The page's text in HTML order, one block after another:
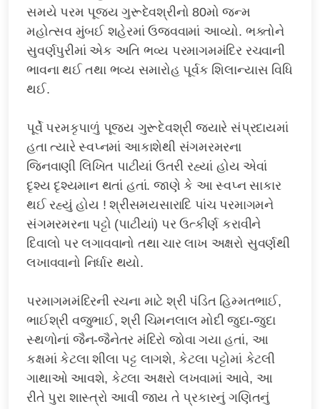
સમયે પરમ પૂજ્ય ગુરૂદેવશ્રીનો 80મો જન્મ
મહોત્સવ મુંબઈ શહેરમાં ઉજવવામાં આવ્યો. ભક્તોને
સુવર્ણપુરીમાં એક અતિ ભવ્ય પરમાગમમંદિર રચવાની
ભાવના થઈ તથા ભવ્ય સમારોહ પૂર્વક શિલાન્યાસ વિધિ
થઈ.
પૂર્વે પરમકૃપાળું પૂજ્ય ગુરૂદેવશ્રી જ્યારે સંપ્રદાયમાં
હતા ત્યારે સ્વપ્નમાં આકાશેથી સંગમરમરના
જિનવાણી લિખિત પાટીયાં ઉતરી રહ્યાં હોય એવાં
દૃશ્ય દૃશ્યમાન થતાં હતાં. જાણે કે આ સ્વપ્ન સાકાર
થઈ રહ્યું હોય ! શ્રીસમયસારાદિ પાંચ પરમાગમને
સંગમરમરના પટ્ટો (પાટીયાં) પર ઉત્કીર્ણ કરાવીને
દિવાલો પર લગાવવાનો તથા ચાર લાખ અક્ષરો સુવર્ણથી
લખાવવાનો નિર્ધાર થયો.
પરમાગમમંદિરની રચના માટે શ્રી પંડિત હિમ્મતભાઈ,
ભાઈશ્રી વજુભાઈ, શ્રી ચિમનલાલ મોદી જુદા-જુદા
સ્થળોનાં જૈન-જૈનેતર મંદિરો જોવા ગયા હતાં, આ
કક્ષમાં કેટલા શીલા પટ્ટ લાગશે, કેટલા પટ્ટોમાં કેટલી
ગાથાઓ આવશે, કેટલા અક્ષરો લખવામાં આવે, આ
રીતે પુરા શાસ્ત્રો આવી જાય તે પ્રકારનું ગણિતનું